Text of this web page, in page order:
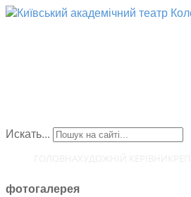
Искать...
фотогалерея